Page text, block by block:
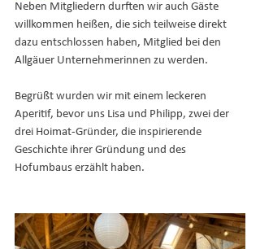
Neben Mitgliedern durften wir auch Gäste
willkommen heißen, die sich teilweise direkt
dazu entschlossen haben, Mitglied bei den
Allgäuer Unternehmerinnen zu werden.
Begrüßt wurden wir mit einem leckeren
Aperitif, bevor uns Lisa und Philipp, zwei der
drei Hoimat-Gründer, die inspirierende
Geschichte ihrer Gründung und des
Hofumbaus erzählt haben.